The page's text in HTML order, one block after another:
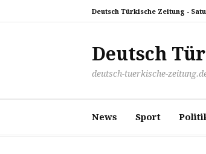
Deutsch Türkische Zeitung -
Deutsch
deutsch-tuerkische-
News Sport